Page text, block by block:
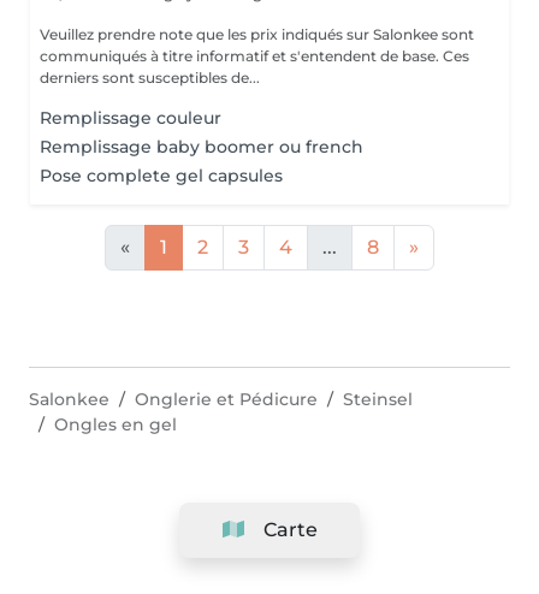
Veuillez prendre note que les prix indiqués sur Salonkee sont
communiqués à titre informatif et s'entendent de base. Ces
derniers sont susceptibles de...
Remplissage couleur
Remplissage baby boomer ou french
Pose complete gel capsules
« 1 2 3 4 ... 8 »
Carte
Salonkee Onglerie et Pédicure
Steinsel
Ongles en gel